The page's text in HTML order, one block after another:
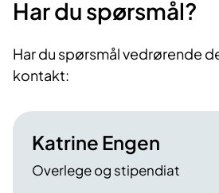
Har du spørsmål?
Har du spørsmål vedrørende
kontakt:
Katrine Engen
Overlege og stipendiat